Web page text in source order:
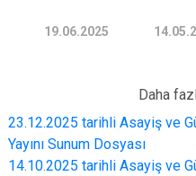
19.06.2025
Daha
23.12.2025 tarihli Asayiş ve
Yayını Sunum Dosyası
14.10.2025 tarihli Asayiş ve